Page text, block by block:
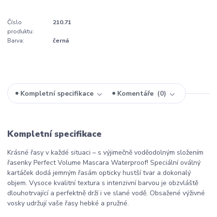
Číslo
produktu:
210.71
Barva: černá
Kompletní specifikace Komentáře 0
Kompletní specifikace
Krásné řasy v každé situaci – s výjimečně voděodolným složením
řasenky Perfect Volume Mascara Waterproof! Speciální oválný
kartáček dodá jemným řasám opticky hustší tvar a dokonalý
objem. Vysoce kvalitní textura s intenzivní barvou je obzvláště
dlouhotrvající a perfektně drží i ve slané vodě. Obsažené výživné
vosky udržují vaše řasy hebké a pružné.